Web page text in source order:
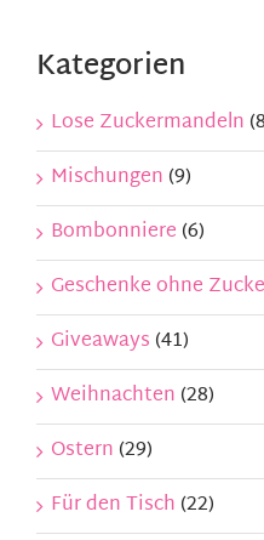
Kontakt
Mein Konto
Warenkorb
Kategorien
Lose Zuckermandeln
Mischungen (9)
Bombonniere (6)
Geschenke ohne
Giveaways (41)
Weihnachten (28)
Ostern (29)
Für den Tisch (22)